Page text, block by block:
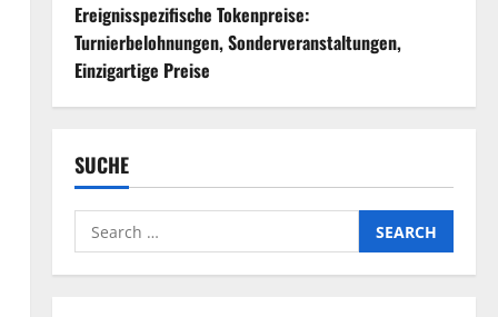
Ereignisspezifische Tokenpreise:
Turnierbelohnungen, Sonderveranstaltungen,
Einzigartige Preise
SUCHE
Search
for: